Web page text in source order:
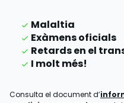
Malaltia
Exàmens oficials
Retards en el
I molt més!
Consulta el document d’